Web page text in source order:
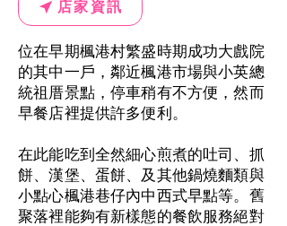
店家資訊
位在早期楓港村繁盛時期成功大戲院
的其中一戶，鄰近楓港市場與小英總
統祖厝景點，停車稍有不方便，然而
早餐店裡提供許多便利。
在此能吃到全然細心煎煮的吐司、抓
餅、漢堡、蛋餅、及其他鍋燒麵類與
小點心楓港巷仔內中西式早點等。舊
聚落裡能夠有新樣態的餐飲服務絕對